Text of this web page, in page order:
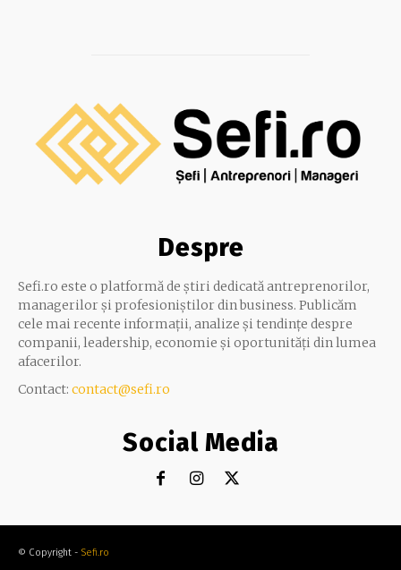
Despre
Sefi.ro este o platformă de știri dedicată antreprenorilor,
managerilor și profesioniștilor din business. Publicăm
cele mai recente informații, analize și tendințe despre
companii, leadership, economie și oportunități din lumea
afacerilor.
Contact: contact@sefi.ro
Social Media
© Copyright - Sefi.ro